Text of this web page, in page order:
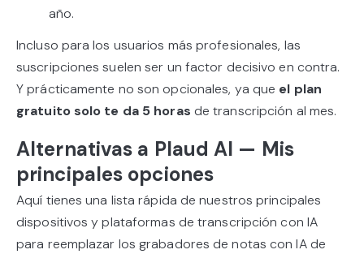
año.
Incluso para los usuarios más profesionales, las
suscripciones suelen ser un factor decisivo en contra.
Y prácticamente no son opcionales, ya que el plan
gratuito solo te da 5 horas de transcripción al mes.
Alternativas a Plaud AI — Mis
principales opciones
Aquí tienes una lista rápida de nuestros principales
dispositivos y plataformas de transcripción con IA
para reemplazar los grabadores de notas con IA de